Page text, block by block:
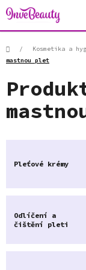
Přejít
na
obsah
Domů/ Kosmetika a
mastnou plet
Pleťové krémy
Odlíčení a
čištění pleti